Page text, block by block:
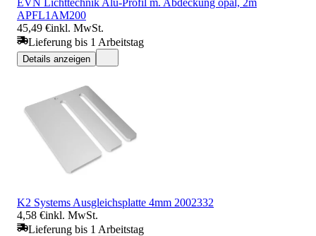
APFL1AM200
45,49 €inkl. MwSt.
Lieferung bis 1 Arbeitstag
Details anzeigen
K2 Systems Ausgleichsplatte 4mm 2002332
4,58 €inkl. MwSt.
Lieferung bis 1 Arbeitstag